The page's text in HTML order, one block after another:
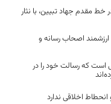
مقدم جهاد تبیین، با نثار
اصحاب رسانه و
است که رسالت خود را در
اخلاقی ندارد